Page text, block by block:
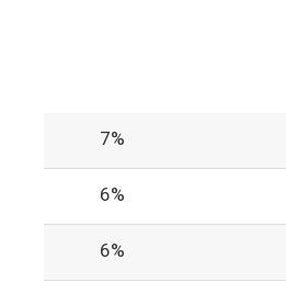
7%
6%
6%